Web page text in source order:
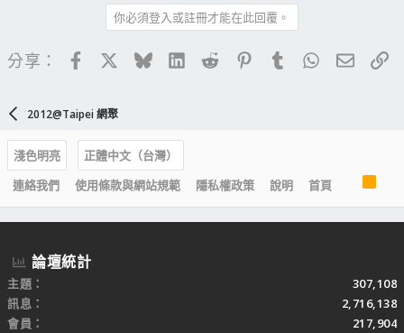
你必須登入或註冊才能在此回覆。
分享： FacebookBlueskyLinkedIn
Reddit PinterestTumblrWhatsApp
電子
2012@Taipei 網聚
淺色明亮
正體中文（台灣）
連絡我們
使用條款與網站規範 隱私權政策 說明 首頁
R
S
S
論壇統計
主題
307,108
訊息
2,716,138
會員
217,904